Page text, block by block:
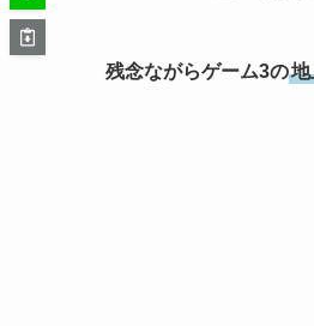
残念ながらゲーム3の地